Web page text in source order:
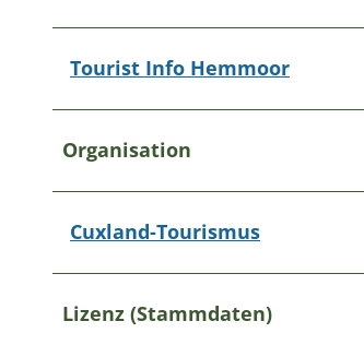
Tourist Info Hemmoor
Organisation
Cuxland-Tourismus
Lizenz (Stammdaten)